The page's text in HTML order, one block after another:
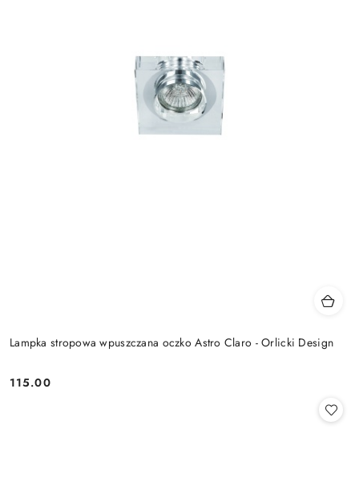
Lampka stropowa wpuszczana oczko Astro Claro - Orlicki Design
Cena:
115.00